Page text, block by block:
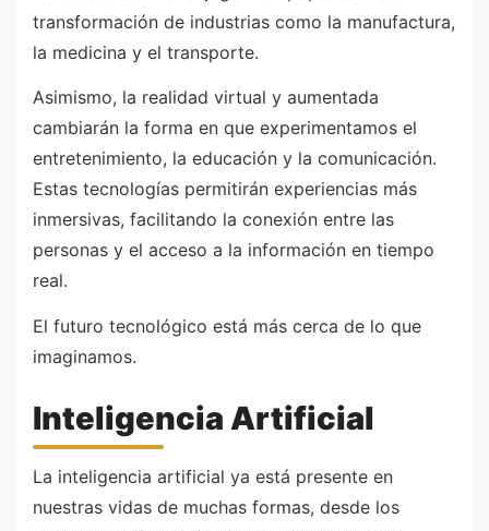
transformación de industrias como la manufactura,
la medicina y el transporte.
Asimismo, la realidad virtual y aumentada
cambiarán la forma en que experimentamos el
entretenimiento, la educación y la comunicación.
Estas tecnologías permitirán experiencias más
inmersivas, facilitando la conexión entre las
personas y el acceso a la información en tiempo
real.
El futuro tecnológico está más cerca de lo que
imaginamos.
Inteligencia Artificial
La inteligencia artificial ya está presente en
nuestras vidas de muchas formas, desde los